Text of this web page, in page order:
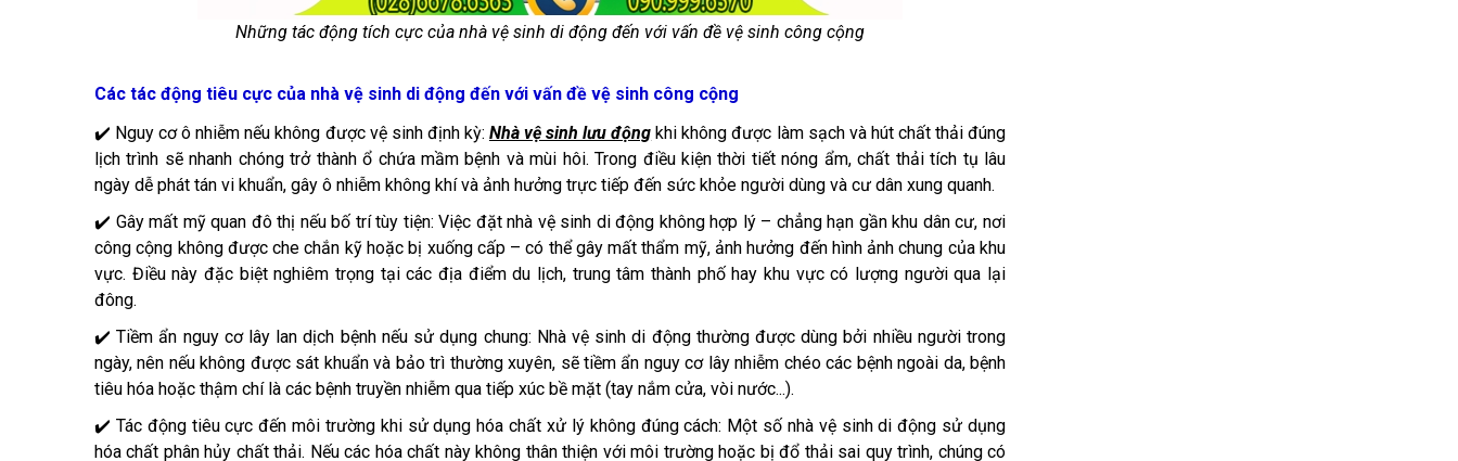
Những tác động tích cực của nhà vệ sinh di động đến với vấn đề vệ sinh công cộng
Các tác động tiêu cực của nhà vệ sinh di động đến với vấn đề vệ sinh công cộng
✔️ Nguy cơ ô nhiễm nếu không được vệ sinh định kỳ: Nhà vệ sinh lưu động khi không được làm sạch và hút chất thải đúng
lịch trình sẽ nhanh chóng trở thành ổ chứa mầm bệnh và mùi hôi. Trong điều kiện thời tiết nóng ẩm, chất thải tích tụ lâu
ngày dễ phát tán vi khuẩn, gây ô nhiễm không khí và ảnh hưởng trực tiếp đến sức khỏe người dùng và cư dân xung quanh.
✔️ Gây mất mỹ quan đô thị nếu bố trí tùy tiện: Việc đặt nhà vệ sinh di động không hợp lý – chẳng hạn gần khu dân cư, nơi
công cộng không được che chắn kỹ hoặc bị xuống cấp – có thể gây mất thẩm mỹ, ảnh hưởng đến hình ảnh chung của khu
vực. Điều này đặc biệt nghiêm trọng tại các địa điểm du lịch, trung tâm thành phố hay khu vực có lượng người qua lại
đông.
✔️ Tiềm ẩn nguy cơ lây lan dịch bệnh nếu sử dụng chung: Nhà vệ sinh di động thường được dùng bởi nhiều người trong
ngày, nên nếu không được sát khuẩn và bảo trì thường xuyên, sẽ tiềm ẩn nguy cơ lây nhiễm chéo các bệnh ngoài da, bệnh
tiêu hóa hoặc thậm chí là các bệnh truyền nhiễm qua tiếp xúc bề mặt (tay nắm cửa, vòi nước...).
✔️ Tác động tiêu cực đến môi trường khi sử dụng hóa chất xử lý không đúng cách: Một số nhà vệ sinh di động sử dụng
hóa chất phân hủy chất thải. Nếu các hóa chất này không thân thiện với môi trường hoặc bị đổ thải sai quy trình, chúng có